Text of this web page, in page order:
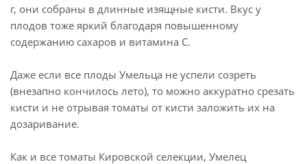
г, они собраны в длинные изящные кисти. Вкус у
плодов тоже яркий благодаря повышенному
содержанию сахаров и витамина С.
Даже если все плоды Умельца не успели созреть
(внезапно кончилось лето), то можно аккуратно срезать
кисти и не отрывая томаты от кисти заложить их на
дозаривание.
Как и все томаты Кировской селекции, Умелец